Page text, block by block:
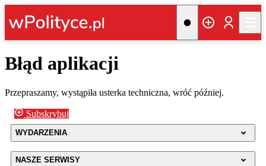
Błąd aplikacji
Przepraszamy, wystąpiła usterka techniczna, wróć później.
Subskrybuj
WYDARZENIA
NASZE SERWISY